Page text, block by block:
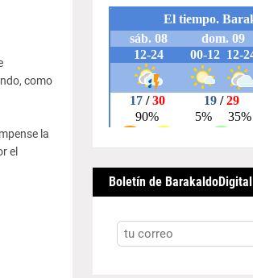
como
la
el
Boletín de BarakaldoDigital